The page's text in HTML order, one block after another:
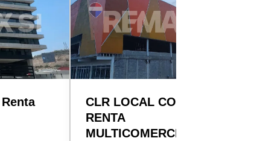
CLR LOCAL COMERCIAL
RENTA
MULTICOMERCIAL